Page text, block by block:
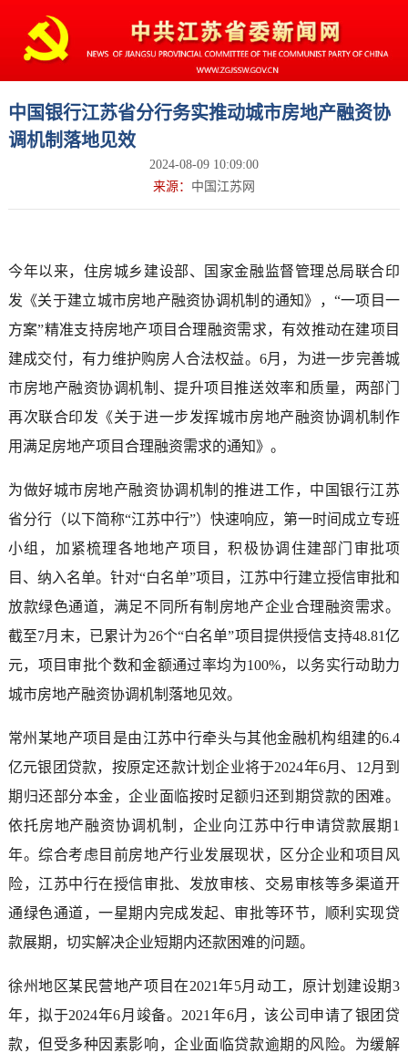
中国银行江苏省分行务实推动城市房地产融资协
调机制落地见效
2024-08-09 10:09:00
来源： 中国江苏网
今年以来，住房城乡建设部、国家金融监督管理总局联合印
发《关于建立城市房地产融资协调机制的通知》，“一项目一
方案”精准支持房地产项目合理融资需求，有效推动在建项目
建成交付，有力维护购房人合法权益。6月，为进一步完善城
市房地产融资协调机制、提升项目推送效率和质量，两部门
再次联合印发《关于进一步发挥城市房地产融资协调机制作
用满足房地产项目合理融资需求的通知》。
为做好城市房地产融资协调机制的推进工作，中国银行江苏
省分行（以下简称“江苏中行”）快速响应，第一时间成立专班
小组，加紧梳理各地地产项目，积极协调住建部门审批项
目、纳入名单。针对“白名单”项目，江苏中行建立授信审批和
放款绿色通道，满足不同所有制房地产企业合理融资需求。
截至7月末，已累计为26个“白名单”项目提供授信支持48.81亿
元，项目审批个数和金额通过率均为100%，以务实行动助力
城市房地产融资协调机制落地见效。
常州某地产项目是由江苏中行牵头与其他金融机构组建的6.4
亿元银团贷款，按原定还款计划企业将于2024年6月、12月到
期归还部分本金，企业面临按时足额归还到期贷款的困难。
依托房地产融资协调机制，企业向江苏中行申请贷款展期1
年。综合考虑目前房地产行业发展现状，区分企业和项目风
险，江苏中行在授信审批、发放审核、交易审核等多渠道开
通绿色通道，一星期内完成发起、审批等环节，顺利实现贷
款展期，切实解决企业短期内还款困难的问题。
徐州地区某民营地产项目在2021年5月动工，原计划建设期3
年，拟于2024年6月竣备。2021年6月，该公司申请了银团贷
款，但受多种因素影响，企业面临贷款逾期的风险。为缓解